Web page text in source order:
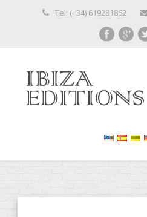
Tel: (+34) 619281862